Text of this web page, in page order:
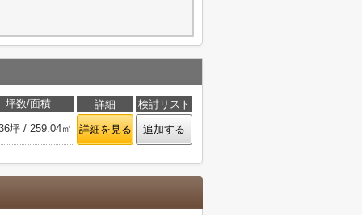
坪数/面積 詳細
検討リスト
坪 / 259.04㎡
詳細を見る 追加する